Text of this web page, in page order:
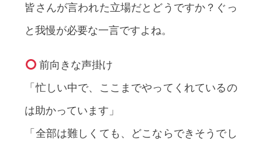
皆さんが言われた立場だとどうですか？ぐっ
と我慢が必要な一言ですよね。
前向きな声掛け
「忙しい中で、ここまでやってくれているの
は助かっています」
「全部は難しくても、どこならできそうでし